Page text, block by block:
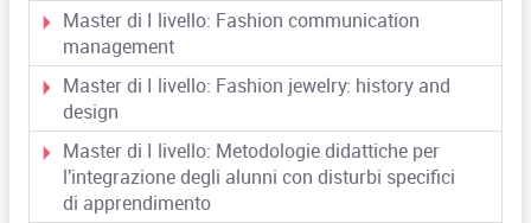
Master di I livello: Fashion communication
management
Master di I livello: Fashion jewelry: history and
design
Master di I livello: Metodologie didattiche per
l'integrazione degli alunni con disturbi specifici
di apprendimento